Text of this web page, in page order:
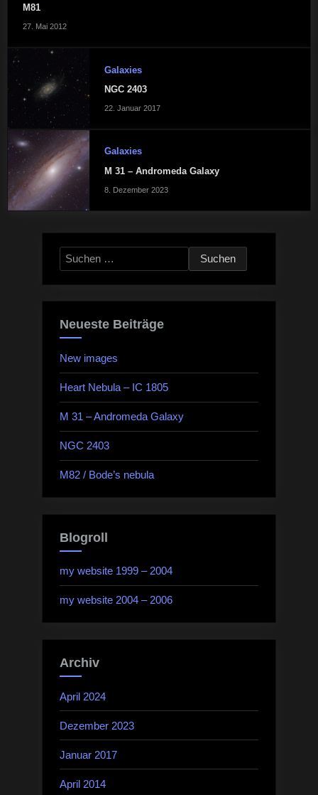
M81
27. Mai 2012
Galaxies
NGC 2403
22. Januar 2017
Galaxies
M 31 – Andromeda Galaxy
8. Dezember 2023
Suchen
nach:
Neueste Beiträge
New images
Heart Nebula – IC 1805
M 31 – Andromeda Galaxy
NGC 2403
M82 / Bode’s nebula
Blogroll
my website 1999 – 2004
my website 2004 – 2006
Archiv
April 2024
Dezember 2023
Januar 2017
April 2014